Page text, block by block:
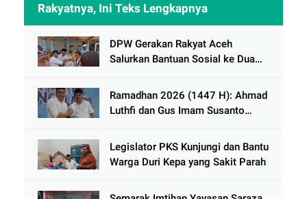
Rakyatnya, Ini Teks Lengkapnya
DPW Gerakan Rakyat Aceh
Salurkan Bantuan Sosial ke Dua
Ramadhan 2026 (1447 H): Ahmad
Luthfi dan Gus Imam Susanto
Berkelanjutan
Legislator PKS Kunjungi dan Bantu
Warga Duri Kepa yang Sakit Parah